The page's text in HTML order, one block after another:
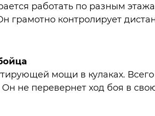
работать по разным
грамотно контролирует
мощи в кулаках.
не перевернет ход боя в